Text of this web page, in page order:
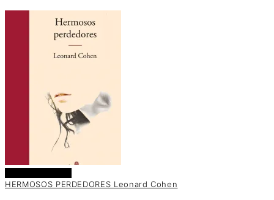
HERMOSOS PERDEDORES Leonard Cohen